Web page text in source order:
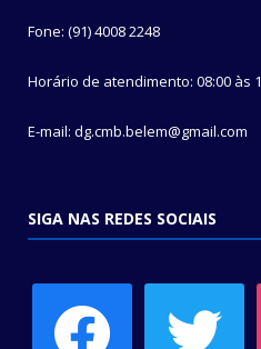
Fone: (91) 4008 2248
Horário de atendimento: 08:00 às
E-mail: dg.cmb.belem@gmail.com
SIGA NAS REDES SOCIAIS